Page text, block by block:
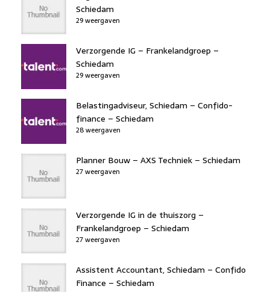
Schiedam
29 weergaven
Verzorgende IG – Frankelandgroep –
Schiedam
29 weergaven
Belastingadviseur, Schiedam – Confido-
finance – Schiedam
28 weergaven
Planner Bouw – AXS Techniek – Schiedam
27 weergaven
Verzorgende IG in de thuiszorg –
Frankelandgroep – Schiedam
27 weergaven
Assistent Accountant, Schiedam – Confido
Finance – Schiedam